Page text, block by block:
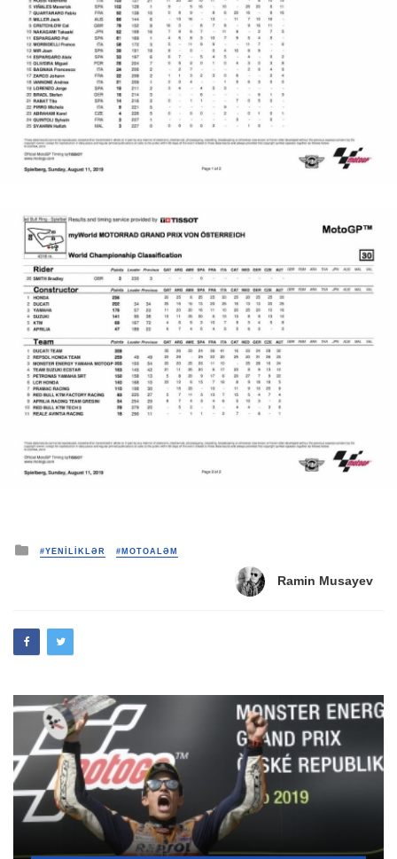
Posted
in
#YENİLİKLƏR #MOTOALƏM
Ramin Musayev